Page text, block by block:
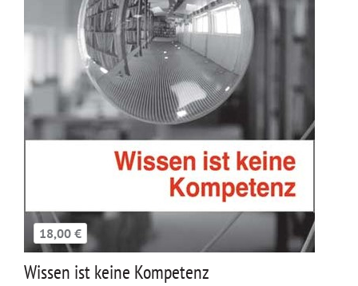
18,00 €
Wissen ist keine Kompetenz